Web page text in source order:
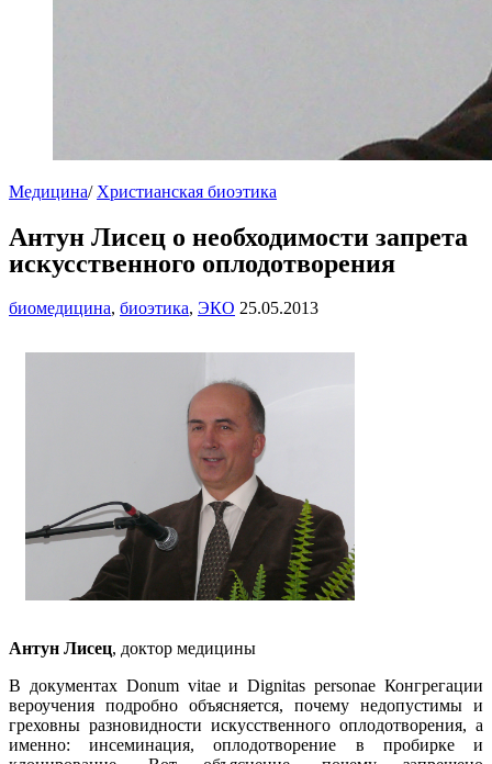
Медицина/ Христианская биоэтика
Антун Лисец о необходимости запрета
искусственного оплодотворения
биомедицина, биоэтика, ЭКО 25.05.2013
Антун Лисец, доктор медицины
В документах Donum vitae и Dignitas personae Конгрегации
вероучения подробно объясняется, почему недопустимы и
греховны разновидности искусственного оплодотворения, а
именно: инсеминация, оплодотворение в пробирке и